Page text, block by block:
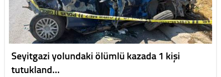
Seyitgazi yolundaki ölümlü kazada 1 kişi
tutukland…